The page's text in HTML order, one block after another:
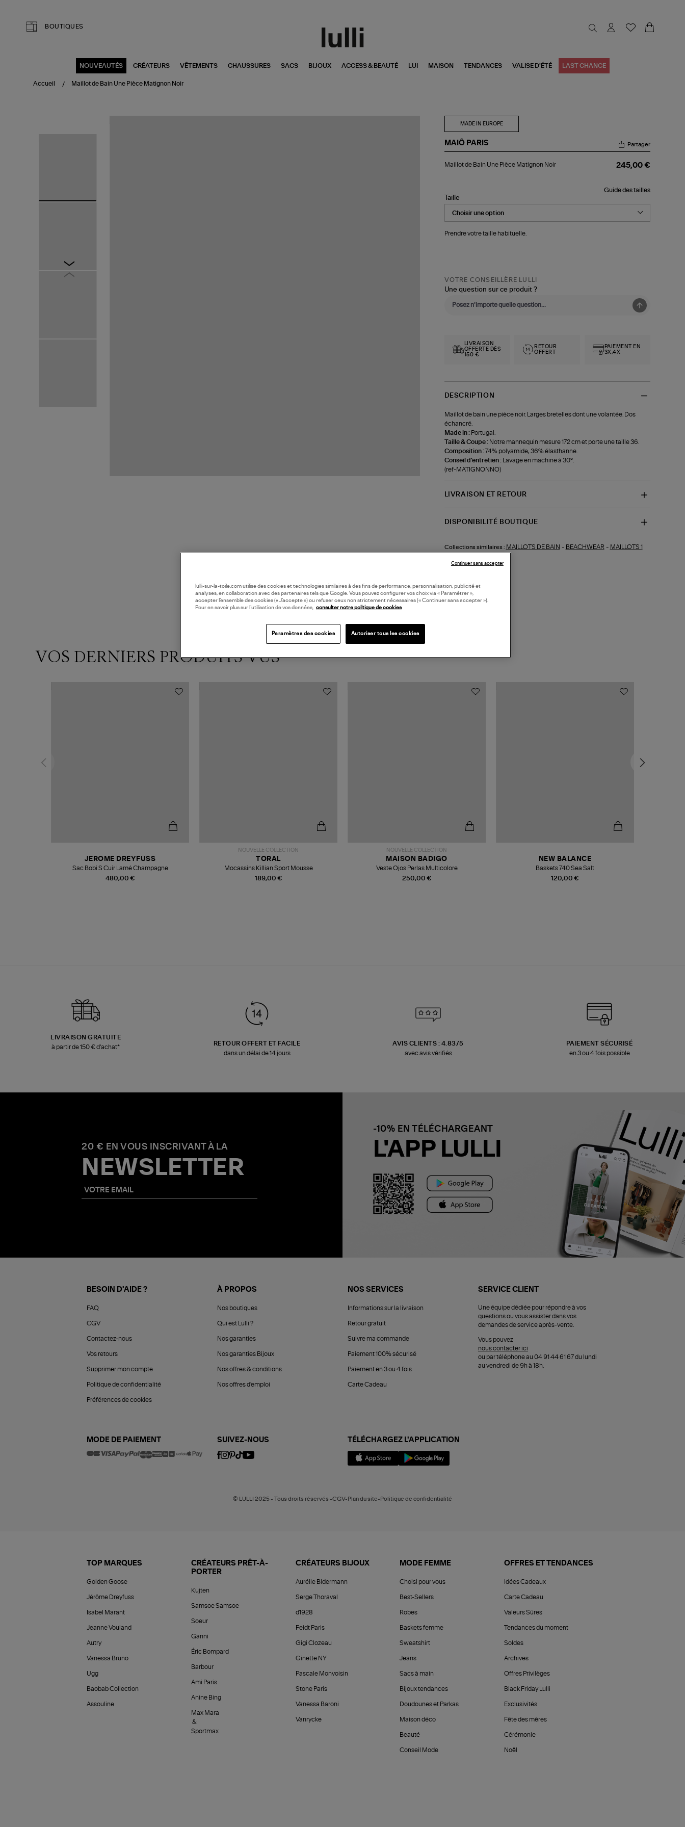
BOUTIQUES
NOUVEAUTÉS CRÉATEURS VÊTEMENTS CHAUSSURES SACS BIJOUX ACCESS & BEAUTÉ LUI MAISON TENDANCES VALISE D'ÉTÉ LAST CHANCE
Accueil Maillot de Bain Une Pièce Matignon Noir
MADE IN EUROPE
MAIÔ PARIS
de
Matignon
Partager
Maillot de Bain Une Pièce Matignon Noir 245,00 €
Guide des tailles
Taille
Prendre votre taille habituelle.
VOTRE CONSEILLÈRE LULLI
Une question sur ce produit ?
LIVRAISON
OFFERTE DÈS
150 €
RETOUR
OFFERT
PAIEMENT EN
3X,4X
DESCRIPTION
Maillot de bain une pièce noir. Larges bretelles dont une volantée. Dos
échancré.
Made in : Portugal.
Taille & Coupe : Notre mannequin mesure 172 cm et porte une taille 36.
Composition :74% polyamide, 36% élasthanne.
Conseil d'entretien :
Lavage en machine à 30°.
(ref-MATIGNONNO)
LIVRAISON ET RETOUR
DISPONIBILITÉ BOUTIQUE
Collections similaires : MAILLOTS DE BAIN - BEACHWEAR- MAILLOTS 1
VOS DERNIERS PRODUITS VUS
480,00 €
JEROME DREYFUSS
Sac Bobi S Cuir Lamé Champagne
NOUVELLE COLLECTION
189,00 €
TORAL
Mocassins Killian Sport Mousse
NOUVELLE COLLECTION
250,00 €
MAISON BADIGO
Veste Ojos Perlas Multicolore
120,00 €
NEW BALANCE
Baskets 740 Sea Salt
LIVRAISON GRATUITE
à partir de 150 € d'achat*
RETOUR OFFERT ET FACILE
dans un délai de 14 jours
AVIS CLIENTS : 4.83/5
avec avis vérifiés
PAIEMENT SÉCURISÉ
en 3 ou 4 fois possible
20 € EN VOUS INSCRIVANT À LA
NEWSLETTER
-10% EN TÉLÉCHARGEANT
L'APP LULLI
BESOIN D'AIDE ?
FAQ
CGV
Contactez-nous
Vos retours
Supprimer mon compte
Politique de confidentialité
Préférences de cookies
À PROPOS
Nos boutiques
Qui est Lulli ?
Nos garanties
Nos garanties Bijoux
Nos offres & conditions
Nos offres d'emploi
NOS SERVICES
Informations sur la livraison
Retour gratuit
Suivre ma commande
Paiement 100% sécurisé
Paiement en 3 ou 4 fois
Carte Cadeau
SERVICE CLIENT
Une équipe dédiée pour répondre à vos
questions ou vous assister dans vos
demandes de service après-vente.
Vous pouvez
nous contacter ici
ou par téléphone au 04 91 44 61 67 du lundi
au vendredi de 9h à 18h.
MODE DE PAIEMENT SUIVEZ-NOUS TÉLÉCHARGEZ L'APPLICATION
© LULLI 2025 - Tous droits réservés -CGV-Plan du site-Politique de confidentialité
TOP MARQUES
Golden Goose
Jérôme Dreyfuss
Isabel Marant
Jeanne Vouland
Autry
Vanessa Bruno
Ugg
Baobab Collection
Assouline
CRÉATEURS PRÊT-À-
PORTER
Kujten
Samsoe Samsoe
Soeur
Ganni
Éric Bompard
Barbour
Ami Paris
Anine Bing
Max Mara
&
Sportmax
CRÉATEURS BIJOUX
Aurélie Bidermann
Serge Thoraval
d1928
Feidt Paris
Gigi Clozeau
Ginette NY
Pascale Monvoisin
Stone Paris
Vanessa Baroni
Vanrycke
MODE FEMME
Choisi pour vous
Best-Sellers
Robes
Baskets femme
Sweatshirt
Jeans
Sacs à main
Bijoux tendances
Doudounes et Parkas
Maison déco
Beauté
Conseil Mode
OFFRES ET TENDANCES
Idées Cadeaux
Carte Cadeau
Valeurs Sûres
Tendances du moment
Soldes
Archives
Offres Privilèges
Black Friday Lulli
Exclusivités
Fête des mères
Cérémonie
Noël
lulli-sur-la-toile.com utilise des cookies et technologies similaires à des fins de performance, personnalisation, publicité et
analyses, en collaboration avec des partenaires tels que Google. Vous pouvez configurer vos choix via « Paramétrer »,
accepter l’ensemble des cookies (« J’accepte ») ou refuser ceux non strictement nécessaires (« Continuer sans accepter »).
Pour en savoir plus sur l’utilisation de vos données,
consulter notre politique de cookies
Paramètres des cookies Autoriser tous les cookies
Continuer sans accepter